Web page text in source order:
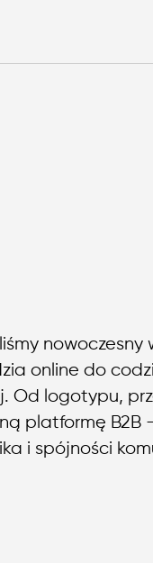
nowoczesny
online do
Od logotypu,
platformę B2B
i spójności